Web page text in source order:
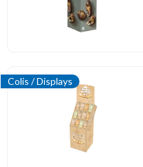
Colis / Displays